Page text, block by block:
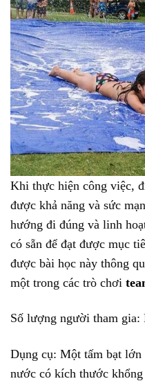
Khi thực hiện công việc,
được khả năng và sức
hướng đi đúng và linh
có sẵn để đạt được mục
được bài học này thông
một trong các trò chơi
Số lượng người tham gia:
Dụng cụ: Một tấm bạt
nước có kích thước